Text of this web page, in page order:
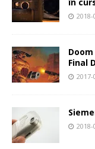
2018-
Final
2017-
2018-